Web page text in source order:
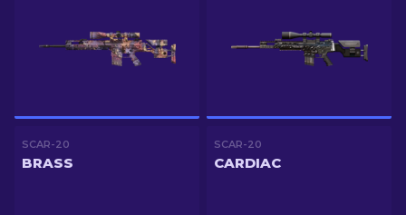
SCAR-20
BRASS
SCAR-20
CARDIAC